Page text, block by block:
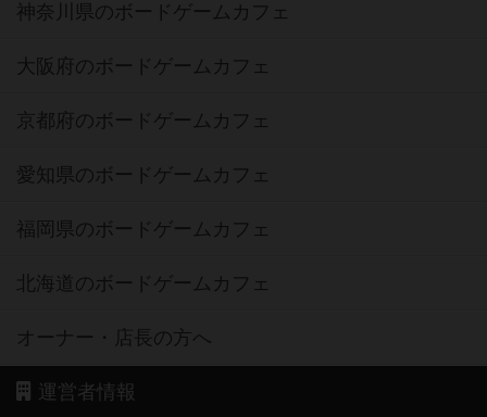
神奈川県のボードゲームカフェ
大阪府のボードゲームカフェ
京都府のボードゲームカフェ
愛知県のボードゲームカフェ
福岡県のボードゲームカフェ
北海道のボードゲームカフェ
オーナー・店長の方へ
運営者情報